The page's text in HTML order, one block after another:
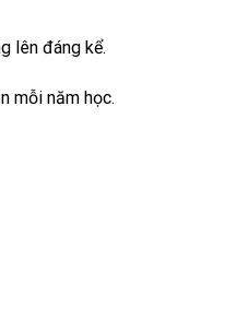
lên đáng kể.
mỗi năm học.